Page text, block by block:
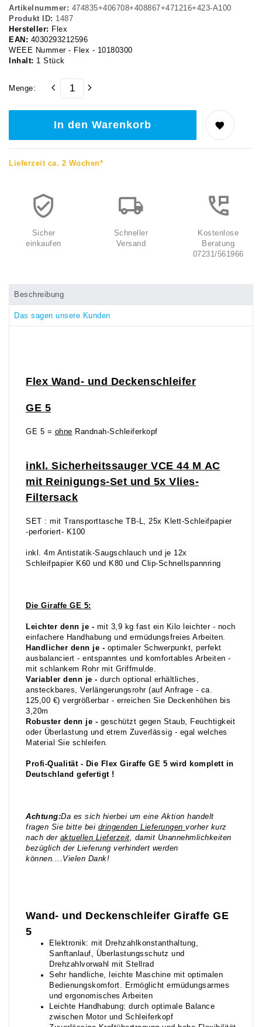
Artikelnummer: 474835+406708+408867+471216+423-A100
Produkt ID: 1487
Hersteller: Flex
EAN: 4030293212596
WEEE Nummer - Flex - 10180300
Inhalt: 1 Stück
Menge:
In den Warenkorb
Lieferzeit ca. 2 Wochen*
Sicher
einkaufen
Schneller
Versand
Kostenlose
Beratung
07231/561966
Beschreibung
Das sagen unsere Kunden
Flex Wand- und Deckenschleifer
GE 5
GE 5 = ohne Randnah-Schleiferkopf
inkl. Sicherheitssauger VCE 44 M AC
mit Reinigungs-Set und 5x Vlies-
Filtersack
SET : mit Transporttasche TB-L, 25x Klett-Schleifpapier
-perforiert- K100
inkl. 4m Antistatik-Saugschlauch und je 12x
Schleifpapier K60 und K80 und Clip-Schnellspannring
Die Giraffe GE 5:
Leichter denn je - mit 3,9 kg fast ein Kilo leichter - noch
einfachere Handhabung und ermüdungsfreies Arbeiten.
Handlicher denn je - optimaler Schwerpunkt, perfekt
ausbalanciert - entspanntes und komfortables Arbeiten -
mit schlankem Rohr mit Griffmulde.
Variabler denn je - durch optional erhältliches,
ansteckbares, Verlängerungsrohr (auf Anfrage - ca.
125,00 €) vergrößerbar - erreichen Sie Deckenhöhen bis
3,20m
Robuster denn je - geschützt gegen Staub, Feuchtigkeit
oder Überlastung und etrem Zuverlässig - egal welches
Material Sie schleifen.
Profi-Qualität - Die Flex Giraffe GE 5 wird komplett in
Deutschland gefertigt !
Achtung:Da es sich hierbei um eine Aktion handelt
fragen Sie bitte bei dringenden Lieferungen vorher kurz
nach der aktuellen Lieferzeit, damit Unannehmlichkeiten
bezüglich der Lieferung verhindert werden
können....Vielen Dank!
Wand- und Deckenschleifer Giraffe GE
5
Elektronik: mit Drehzahlkonstanthaltung,
Sanftanlauf, Überlastungsschutz und
Drehzahlvorwahl mit Stellrad
Sehr handliche, leichte Maschine mit optimalen
Bedienungskomfort. Ermöglicht ermüdungsarmes
und ergonomisches Arbeiten
Leichte Handhabung: durch optimale Balance
zwischen Motor und Schleiferkopf